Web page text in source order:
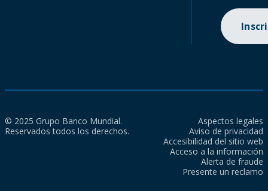
© 2025 Grupo Banco Mundial.
Reservados todos los derechos.
Aspectos legales
Aviso de privacidad
Accesibilidad del sitio web
Acceso a la información
Alerta de fraude
Presente un reclamo